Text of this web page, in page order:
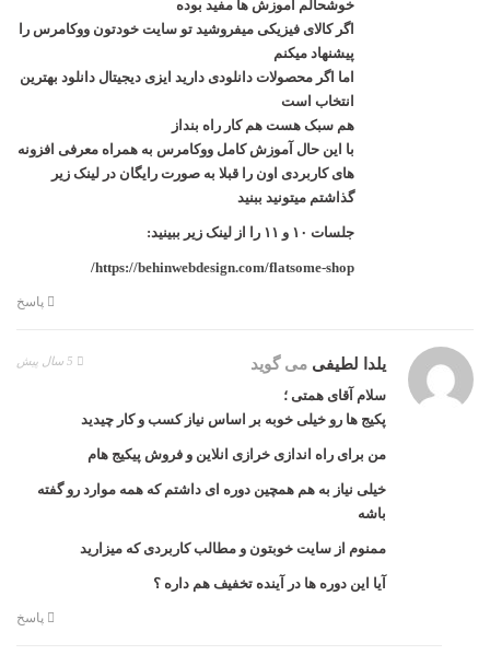
خوشحالم آموزش ها مفید بوده
اگر کالای فیزیکی میفروشید تو سایت خودتون ووکامرس را
پیشنهاد میکنم
اما اگر محصولات دانلودی دارید ایزی دیجیتال دانلود بهترین
انتخاب است
هم سبک هست هم کار راه بنداز
با این حال آموزش کامل ووکامرس به همراه معرفی افزونه
های کاربردی اون را قبلا به صورت رایگان در لینک زیر
گذاشتم میتونید ببنید
جلسات ۱۰ و ۱۱ را از لینک زیر ببینید:
https://behinwebdesign.com/flatsome-shop/
پاسخ
یلدا لطیفی می گوید
سلام آقای همتی ؛
پکیج ها رو خیلی خوبه بر اساس نیاز کسب و کار چیدید
من برای راه اندازی خرازی انلاین و فروش پیکیج هام
خیلی نیاز به هم همچین دوره ای داشتم که همه موارد رو گفته
باشه
ممنوم از سایت خوبتون و مطالب کاربردی که میزارید
آیا این دوره ها در آینده تخفیف هم داره ؟
پاسخ